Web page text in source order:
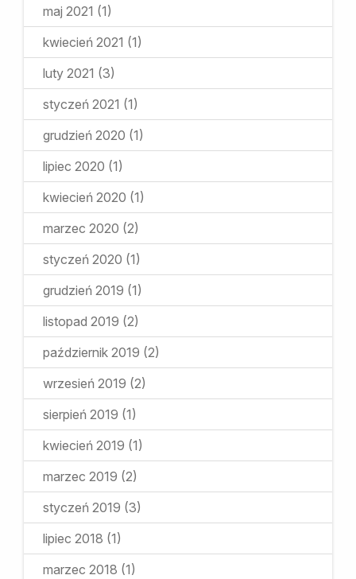
maj 2021 (1)
kwiecień 2021 (1)
luty 2021 (3)
styczeń 2021 (1)
grudzień 2020 (1)
lipiec 2020 (1)
kwiecień 2020 (1)
marzec 2020 (2)
styczeń 2020 (1)
grudzień 2019 (1)
listopad 2019 (2)
październik 2019 (2)
wrzesień 2019 (2)
sierpień 2019 (1)
kwiecień 2019 (1)
marzec 2019 (2)
styczeń 2019 (3)
lipiec 2018 (1)
marzec 2018 (1)